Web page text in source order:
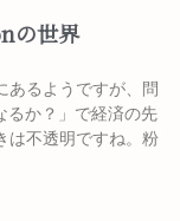
の世界
あるようですが、問
るか？」で経済の先
は不透明ですね。粉